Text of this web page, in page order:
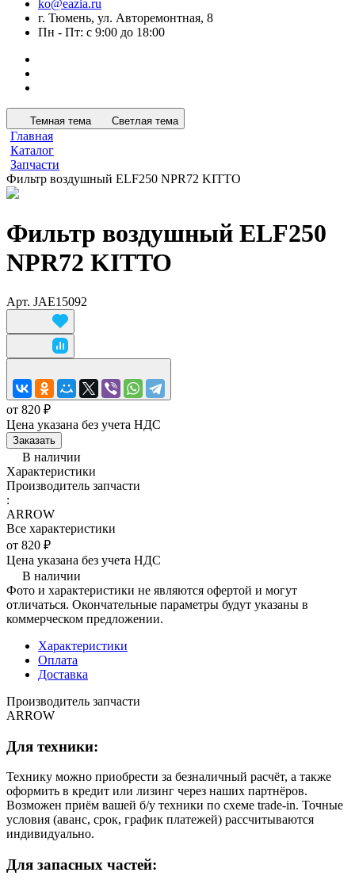
ko@eazia.ru
г. Тюмень, ул. Авторемонтная, 8
Пн - Пт: с 9:00 до 18:00
Темная тема Светлая тема
Главная
Каталог
Запчасти
Фильтр воздушный ELF250 NPR72 KITTO
Фильтр воздушный ELF250
NPR72 KITTO
Арт. JAE15092
от 820 ₽
Цена указана без учета НДС
Заказать
В наличии
Характеристики
Производитель запчасти
:
ARROW
Все характеристики
от 820 ₽
Цена указана без учета НДС
В наличии
Фото и характеристики не являются офертой и могут
отличаться. Окончательные параметры будут указаны в
коммерческом предложении.
Характеристики
Оплата
Доставка
Производитель запчасти
ARROW
Для техники:
Технику можно приобрести за безналичный расчёт, а также
оформить в кредит или лизинг через наших партнёров.
Возможен приём вашей б/у техники по схеме trade-in. Точные
условия (аванс, срок, график платежей) рассчитываются
индивидуально.
Для запасных частей: